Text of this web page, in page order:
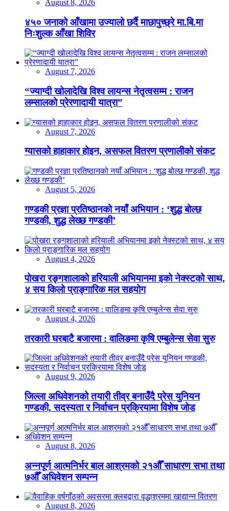
August 8, 2026
४५० जनाको आँखामा उज्यालो छर्दै माछापुच्छ्रे मा.बि.मा
निःशुल्क आँखा शिविर
August 7, 2026
“ज्याग्दी खोलादेखि विश्व लायन्स नेतृत्वसम्म : राजन
लम्सालको प्रेरणादायी यात्रा”
August 7, 2026
ग्यासको हाहाकार होइन, असफल वितरण प्रणालीको संकट
August 5, 2026
गण्डकी प्रज्ञा प्रतिष्ठानको नयाँ अभियान : ‘शुद्ध बोल्छ
गण्डकी, शुद्ध लेख्छ गण्डकी’
August 4, 2026
पोखरा रङ्गशालाको हरियाली अभियानमा इको नेक्स्टको साथ,
४ सय किलो प्राङ्गारिक मल सहयोग
August 4, 2026
तरकारी घरबाटै बजारमा : वालिङमा कृषि एम्बुलेन्स सेवा सुरु
August 9, 2026
जिल्ला अधिवेशनको तयारी तीव्र बनाउँदै प्रेस युनियन
गण्डकी, सदस्यता र निर्वाचन प्रक्रियामा विशेष जोड
August 8, 2026
अन्नपूर्ण आत्मनिर्भर बाल आश्रमको २१औँ साधारण सभा तथा
७औँ अधिवेशन सम्पन्न
August 8, 2026